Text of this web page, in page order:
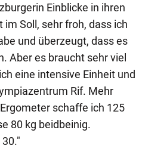
Einblicke in ihren
Soll, sehr froh, dass ich
und überzeugt, dass es
Aber es braucht sehr viel
eine intensive Einheit und
Rif. Mehr
schaffe ich 125
80 kg beidbeinig.